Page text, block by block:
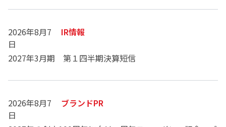
2026年8月7
日
IR情報
2027年3月期 第１四半期決算短信
2026年8月7
日
ブランドPR